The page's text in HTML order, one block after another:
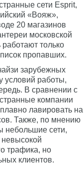
сети Esprit,
«Вояж»,
20 магазинов
московской
только
пропавших.
зарубежных
условий работы,
В сравнении с
компании
лавировать на
Также, по мнению
небольшие сети,
невысокой
трафика, но
клиентов.